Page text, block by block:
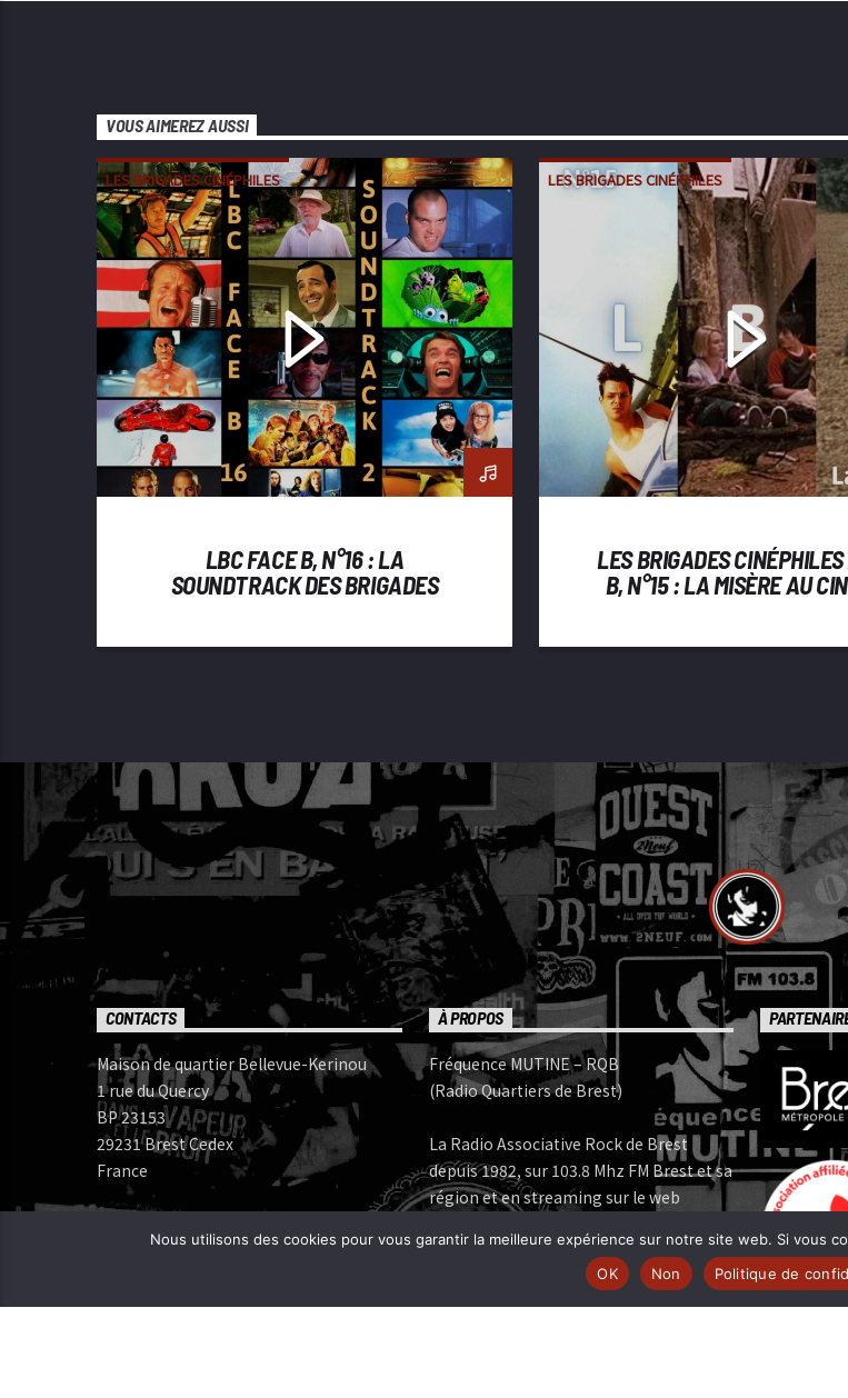
VOUS AIMEREZ AUSSI
LES BRIGADES CINÉPHILES
LBC FACE B, N°16 : LA
SOUNDTRACK DES BRIGADES
LES BRIGADES CINÉPHILES
LES BRIGADES
B, N°15 : LA MISÈRE AU
CONTACTS
Maison de quartier Bellevue-Kerinou
1 rue du Quercy
BP 23153
29231 Brest Cedex
France
Bureau: 02 98 05 07 96
Mail:
À PROPOS
Fréquence MUTINE – RQB
(Radio Quartiers de Brest)
La Radio Associative Rock de Brest
depuis 1982, sur 103.8 Mhz FM Brest et sa
région et en streaming sur le web
Fréquence MUTINE est membre:
FERAROCK | www.ferarock.org |
CORLAB | www.corlab.org|
Nous utilisons des cookies pour vous garantir la meilleure expérience sur notre site web. Si vous
OK
Non Politique de